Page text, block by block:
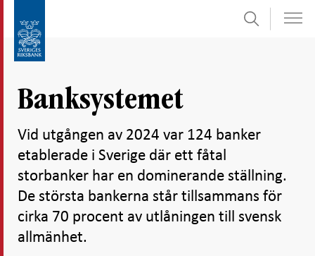
direkt
undersidor
Sök
Banksystemet
Vid utgången av 2024 var 124 banker
etablerade i Sverige där ett fåtal
storbanker har en dominerande ställning.
De största bankerna står tillsammans för
cirka 70 procent av utlåningen till svensk
allmänhet.